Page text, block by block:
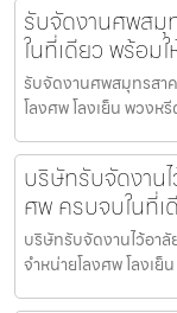
รับจัดงานศพสมุ
ในที่เดียว พร้อม
รับจัดงานศพสมุทรสา
โลงศพ โลงเย็น พวงห
บริษัทรับจัดงานไ
ศพ ครบจบในที่เ
บริษัทรับจัดงานไว้อา
จำหน่ายโลงศพ โลงเ